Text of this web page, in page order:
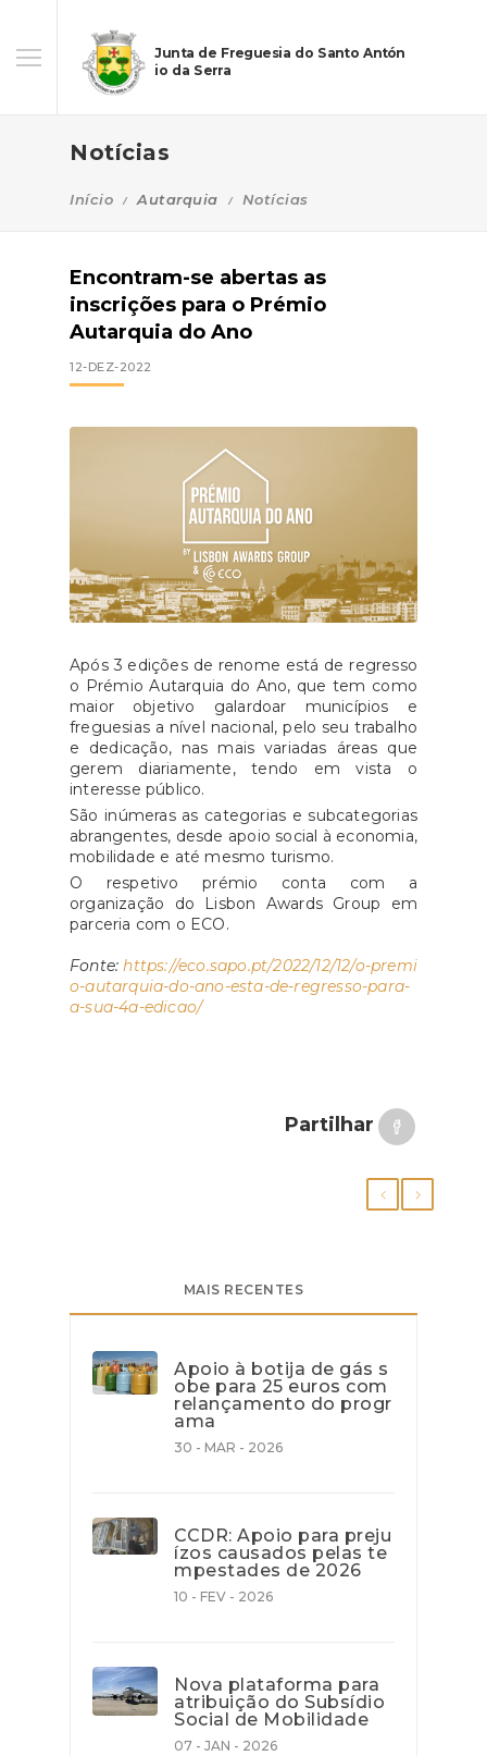
Junta de Freguesia do Santo Antón
io da Serra
Notícias
Início Autarquia Notícias
Encontram-se abertas as
inscrições para o Prémio
Autarquia do Ano
12-DEZ-2022
Após 3 edições de renome está de regresso
o Prémio Autarquia do Ano, que tem como
maior objetivo galardoar municípios e
freguesias a nível nacional, pelo seu trabalho
e dedicação, nas mais variadas áreas que
gerem diariamente, tendo em vista o
interesse público.
São inúmeras as categorias e subcategorias
abrangentes, desde apoio social à economia,
mobilidade e até mesmo turismo.
O respetivo prémio conta com a
organização do Lisbon Awards Group em
parceria com o ECO.
Fonte:https://eco.sapo.pt/2022/12/12/o-premi
o-autarquia-do-ano-esta-de-regresso-para-
a-sua-4a-edicao/
Partilhar
MAIS RECENTES
Apoio à botija de gás s
obe para 25 euros com
relançamento do progr
ama
30 - MAR - 2026
CCDR: Apoio para preju
ízos causados pelas te
mpestades de 2026
10 - FEV - 2026
Nova plataforma para
atribuição do Subsídio
Social de Mobilidade
07 - JAN - 2026